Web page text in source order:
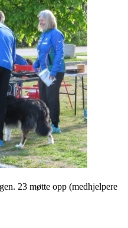
23 møtte opp (medhjelpere